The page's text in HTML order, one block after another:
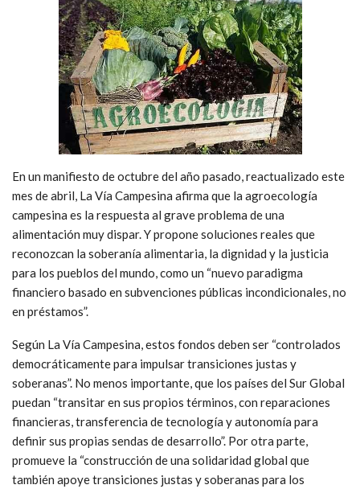
En un manifiesto de octubre del año pasado, reactualizado este
mes de abril, La Vía Campesina afirma que la agroecología
campesina es la respuesta al grave problema de una
alimentación muy dispar. Y propone soluciones reales que
reconozcan la soberanía alimentaria, la dignidad y la justicia
para los pueblos del mundo, como un “nuevo paradigma
financiero basado en subvenciones públicas incondicionales, no
en préstamos”.
Según La Vía Campesina, estos fondos deben ser “controlados
democráticamente para impulsar transiciones justas y
soberanas”. No menos importante, que los países del Sur Global
puedan “transitar en sus propios términos, con reparaciones
financieras, transferencia de tecnología y autonomía para
definir sus propias sendas de desarrollo”. Por otra parte,
promueve la “construcción de una solidaridad global que
también apoye transiciones justas y soberanas para los